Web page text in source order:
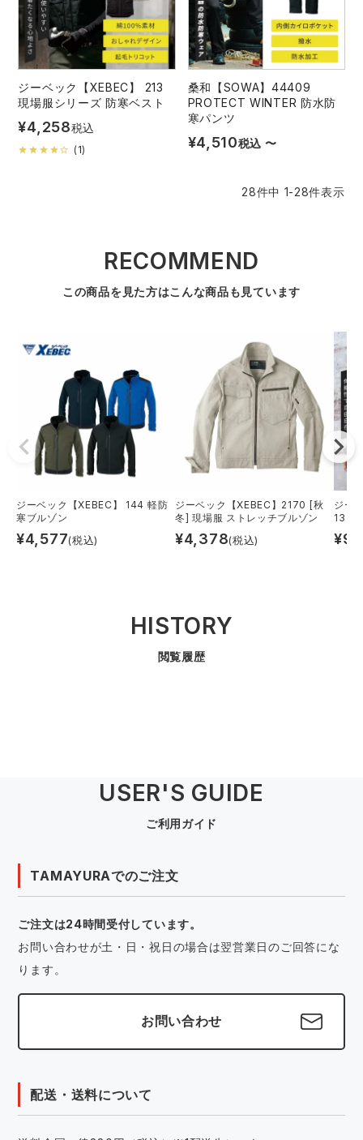
ジーベック【XEBEC】 213
現場服シリーズ 防寒ベスト
¥4,258税込
(1)
桑和【SOWA】44409
PROTECT WINTER 防水防
寒パンツ
¥4,510税込 〜
28件中 1-28件表示
RECOMMEND
この商品を見た方はこんな商品も見ています
ジーベック【XEBEC】 144 軽防
寒ブルゾン
¥4,577(税込)
ジーベック【XEBEC】2170 [秋
冬] 現場服 ストレッチブルゾン
¥4,378(税込)
ジー
13
¥
HISTORY
閲覧履歴
USER'S GUIDE
ご利用ガイド
TAMAYURAでのご注文
ご注文は24時間受付しています。
お問い合わせが土・日・祝日の場合は翌営業日のご回答にな
ります。
お問い合わせ
配送・送料について